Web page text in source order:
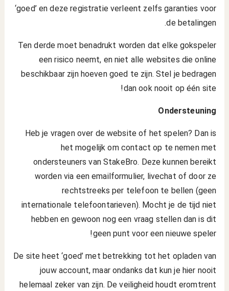
‘goed’ en deze registratie verleent zelfs garanties voor
de betalingen.
Ten derde moet benadrukt worden dat elke gokspeler
een risico neemt, en niet alle websites die online
beschikbaar zijn hoeven goed te zijn. Stel je bedragen
dan ook nooit op één site!
Ondersteuning
Heb je vragen over de website of het spelen? Dan is
het mogelijk om contact op te nemen met
ondersteuners van StakeBro. Deze kunnen bereikt
worden via een emailformulier, livechat of door ze
rechtstreeks per telefoon te bellen (geen
internationale telefoontarieven). Mocht je de tijd niet
hebben en gewoon nog een vraag stellen dan is dit
geen punt voor een nieuwe speler!
De site heet ‘goed’ met betrekking tot het opladen van
jouw account, maar ondanks dat kun je hier nooit
helemaal zeker van zijn. De veiligheid houdt eromtrent